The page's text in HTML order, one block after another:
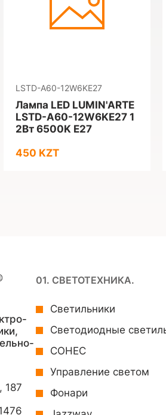
LSTD-A60-12W6KE27
Лампа LED LUMIN'ARTE
LSTD-A60-12W6KE27 1
2Вт 6500K E27
450 KZT
187
01. СВЕТОТЕХНИКА.
Светильники
Светодиодные
СОНЕС
Управление светом
Фонари